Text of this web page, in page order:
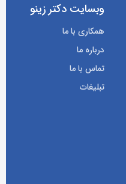
وبسایت دکتر زینو
همکاری با ما
درباره ما
تماس با ما
تبلیغات